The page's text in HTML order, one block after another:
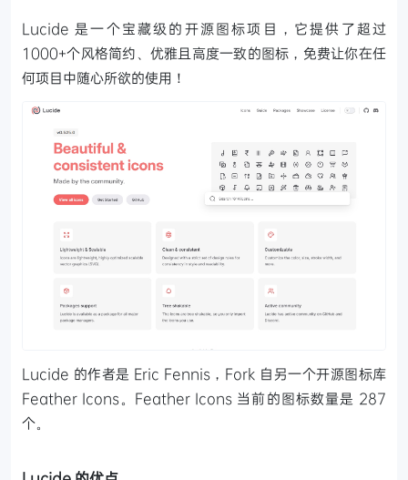
Lucide 是一个宝藏级的开源图标项目，它提供了超过
1000+个风格简约、优雅且高度一致的图标，免费让你在任
何项目中随心所欲的使用！
Lucide 的作者是 Eric Fennis，Fork 自另一个开源图标库
Feather Icons。Feather Icons 当前的图标数量是 287
个。